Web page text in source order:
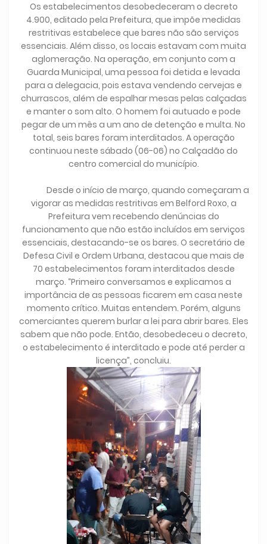
Os estabelecimentos desobedeceram o decreto
4.900, editado pela Prefeitura, que impõe medidas
restritivas estabelece que bares não são serviços
essenciais. Além disso, os locais estavam com muita
aglomeração. Na operação, em conjunto com a
Guarda Municipal, uma pessoa foi detida e levada
para a delegacia, pois estava vendendo cervejas e
churrascos, além de espalhar mesas pelas calçadas
e manter o som alto. O homem foi autuado e pode
pegar de um mês a um ano de detenção e multa. No
total, seis bares foram interditados. A operação
continuou neste sábado (06-06) no Calçadão do
centro comercial do município.
Desde o início de março, quando começaram a
vigorar as medidas restritivas em Belford Roxo, a
Prefeitura vem recebendo denúncias do
funcionamento que não estão incluídos em serviços
essenciais, destacando-se os bares. O secretário de
Defesa Civil e Ordem Urbana, destacou que mais de
70 estabelecimentos foram interditados desde
março. “Primeiro conversamos e explicamos a
importância de as pessoas ficarem em casa neste
momento crítico. Muitas entendem. Porém, alguns
comerciantes querem burlar a lei para abrir bares. Eles
sabem que não pode. Então, desobedeceu o decreto,
o estabelecimento é interditado e pode até perder a
licença”, concluiu.